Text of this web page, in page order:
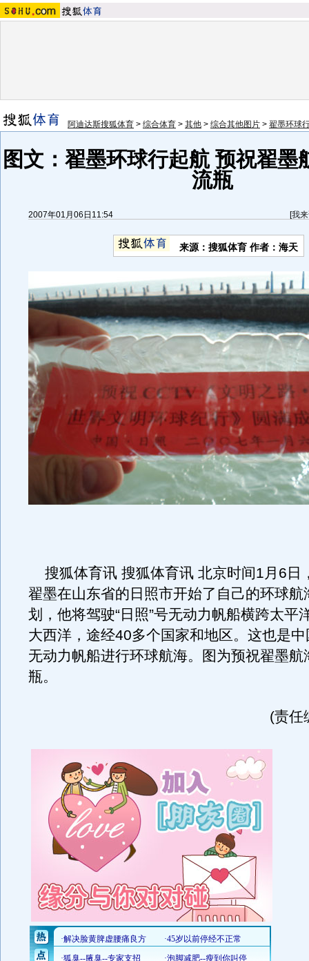
阿迪达斯搜狐体育 > 综合体育 > 其他 > 综合其他图片 > 翟墨环球
图文：翟墨环球行起航 预祝翟墨
流瓶
2007年01月06日11:54 [我
来源：搜狐体育 作者：海天
搜狐体育讯 搜狐体育讯 北京时间1月6日
翟墨在山东省的日照市开始了自己的环球航
划，他将驾驶“日照”号无动力帆船横跨太平
大西洋，途经40多个国家和地区。这也是
无动力帆船进行环球航海。图为预祝翟墨航
瓶。
(责任